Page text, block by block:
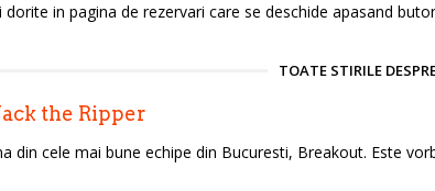
in pagina de rezervari care se deschide apasand
TOATE STIRILE
the Ripper
din cele mai bune echipe din Bucuresti, Breakout. Este